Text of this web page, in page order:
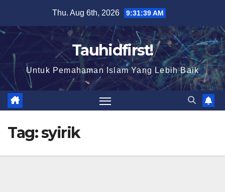
content
Thu. Aug 6th, 2026 9:31:41 AM
Tauhidfirst!
Untuk Pemahaman Islam Yang Lebih Baik
Tag:syirik